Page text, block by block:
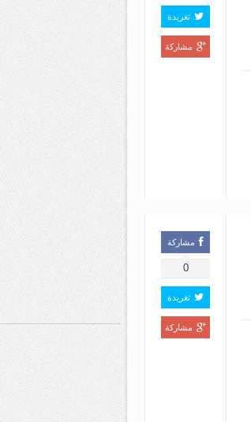
تغريدة
مشاركة
مشاركة
0
تغريدة
مشاركة